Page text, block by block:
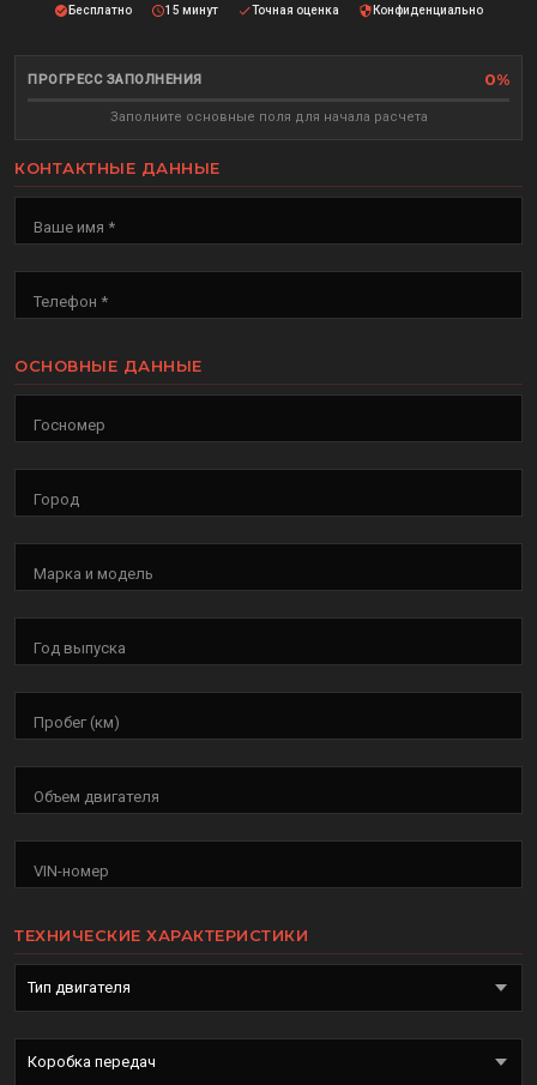
Бесплатно 15 минут Точная оценка Конфиденциально
ПРОГРЕСС ЗАПОЛНЕНИЯ 0%
Заполните основные поля для начала расчета
КОНТАКТНЫЕ ДАННЫЕ
Ваше имя *
Телефон *
ОСНОВНЫЕ ДАННЫЕ
Госномер
Город
Марка и модель
Год выпуска
Пробег (км)
Объем двигателя
VIN-номер
ТЕХНИЧЕСКИЕ ХАРАКТЕРИСТИКИ